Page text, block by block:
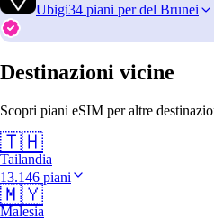
Ubigi34 piani per del Brunei
Destinazioni vicine
Scopri piani eSIM per altre
🇹🇭
Tailandia
13.146 piani
🇲🇾
Malesia